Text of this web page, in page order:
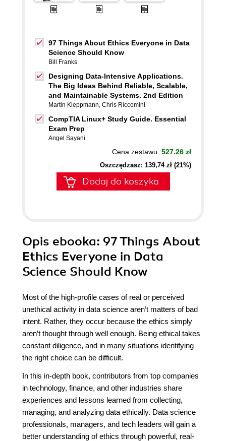
97 Things About Ethics Everyone in Data
Science Should Know
Bill Franks
Designing Data-Intensive Applications.
The Big Ideas Behind Reliable, Scalable,
and Maintainable Systems. 2nd Edition
Martin Kleppmann, Chris Riccomini
CompTIA Linux+ Study Guide. Essential
Exam Prep
Angel Sayani
Cena zestawu: 527.26 zł
Oszczędzasz: 139,74 zł (21%)
Dodaj do koszyka
Opis ebooka: 97 Things About
Ethics Everyone in Data
Science Should Know
Most of the high-profile cases of real or perceived
unethical activity in data science aren’t matters of bad
intent. Rather, they occur because the ethics simply
aren’t thought through well enough. Being ethical takes
constant diligence, and in many situations identifying
the right choice can be difficult.
In this in-depth book, contributors from top companies
in technology, finance, and other industries share
experiences and lessons learned from collecting,
managing, and analyzing data ethically. Data science
professionals, managers, and tech leaders will gain a
better understanding of ethics through powerful, real-